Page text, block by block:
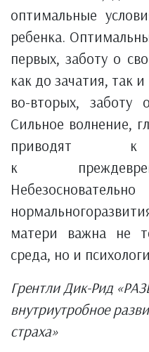
оптимальные
ребенка.
первых, заботу о
как до зачатия, так
во-вторых, заботу
Сильное волнение,
приводят к
к
матери важна не
среда, но и
Грентли Дик-Рид
внутриутробное
страха»